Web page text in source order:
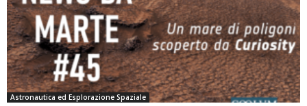
Astronautica ed Esplorazione Spaziale